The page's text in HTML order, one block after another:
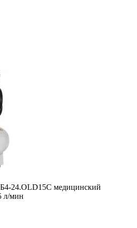
24.OLD15С медицинский
л/мин